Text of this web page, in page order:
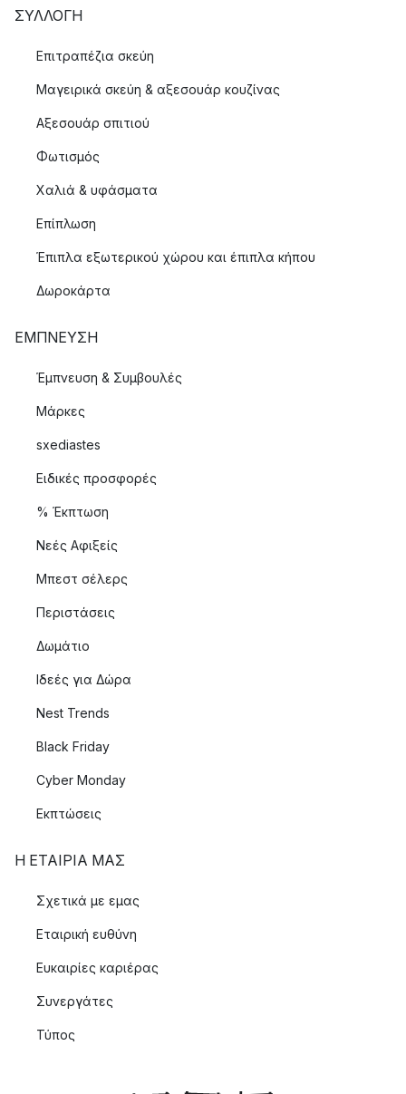
ΣΥΛΛΟΓΉ
Επιτραπέζια σκεύη
Μαγειρικά σκεύη & αξεσουάρ κουζίνας
Αξεσουάρ σπιτιού
Φωτισμός
Χαλιά & υφάσματα
Επίπλωση
Έπιπλα εξωτερικού χώρου και έπιπλα κήπου
Δωροκάρτα
ΈΜΠΝΕΥΣΗ
Έμπνευση & Συμβουλές
Μάρκες
sxediastes
Ειδικές προσφορές
% Έκπτωση
Νεές Αφιξείς
Μπεστ σέλερς
Περιστάσεις
Δωμάτιο
Ιδεές για Δώρα
Nest Trends
Black Friday
Cyber Monday
Εκπτώσεις
Η ΕΤΑΊΡΙΑ ΜΑΣ
Σχετικά με εμας
Εταιρική ευθύνη
Ευκαιρίες καριέρας
Συνεργάτες
Τύπος